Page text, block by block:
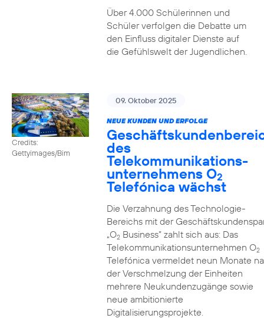
Über 4.000 Schülerinnen und
Schüler verfolgen die Debatte um
den Einfluss digitaler Dienste auf
die Gefühlswelt der Jugendlichen.
Credits:
Gettyimages/Bim
09. Oktober 2025
NEUE KUNDEN UND ERFOLGE
des
Telekommunikations­
unternehmens O2
Telefónica wächst
Die Verzahnung des Technologie-
Bereichs mit der
„O2Business” zahlt sich aus: Das
Telekommunikationsunternehmen O2
Telefónica vermeldet neun Monate
der Verschmelzung der Einheiten
mehrere Neukundenzugänge sowie
neue ambitionierte
Digitalisierungsprojekte.